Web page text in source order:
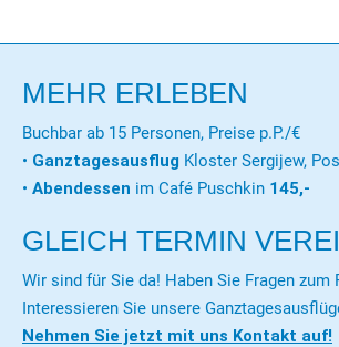
MEHR ERLEBEN
Buchbar ab 15 Personen, Preise p.P./€
• Ganztagesausflug Kloster Sergijew,
• Abendessen im Café Puschkin 145,-
GLEICH TERMIN
Wir sind für Sie da! Haben Sie Fragen zum
Interessieren Sie unsere
Nehmen Sie jetzt mit uns Kontakt auf!